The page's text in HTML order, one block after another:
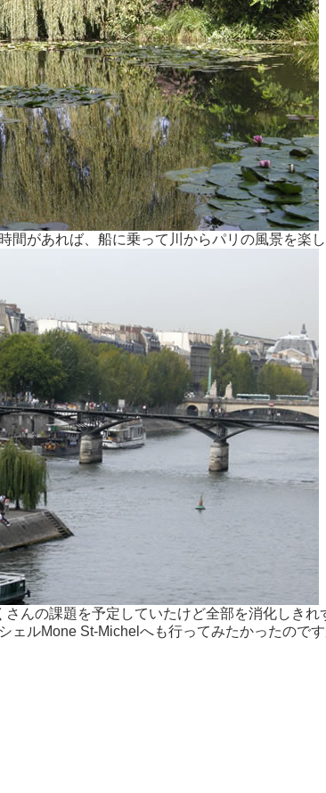
間があれば、船に乗って川からパリの風景を楽
んの課題を予定していたけど全部を消化しき
ェルMone St-Michelへも行ってみたかったので